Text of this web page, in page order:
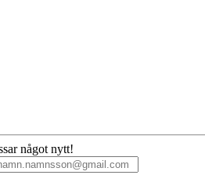
något nytt!